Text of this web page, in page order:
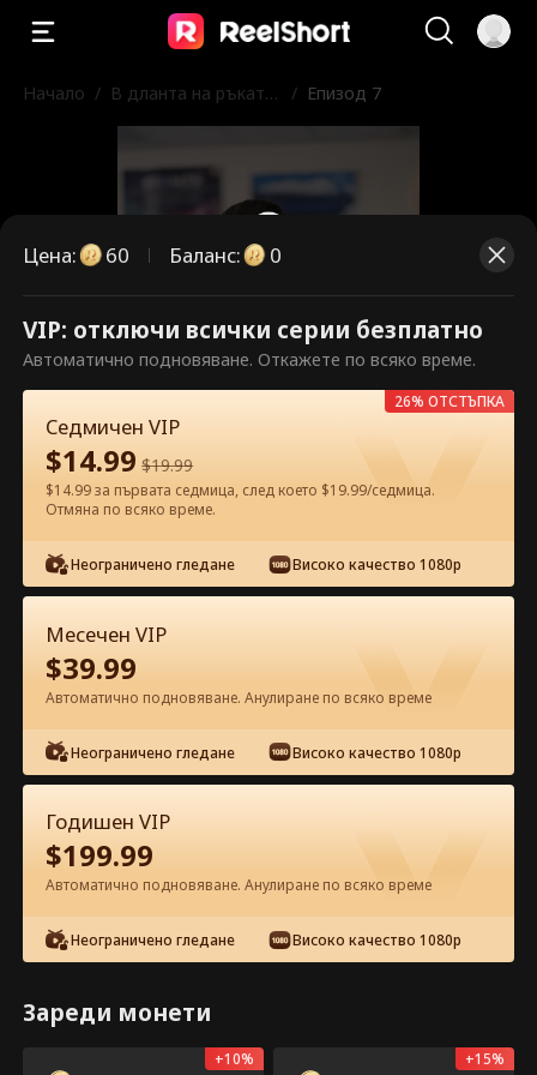
Начало / В дланта на ръката
/ Епизод 7
Това са платени епизоди.
Отключете, за да гледате.
Епизод 7 – В дланта на ръката му
Цял филм
0-49 50-73
7 8 9 10 11
14.6k Споделяне
Само в прил.: безплатно
отключване
Цена: 60 Баланс: 0
VIP: отключи всички серии безплатно
Автоматично подновяване. Откажете по всяко време.
Седмичен VIP
$14.99 $19.99
$14.99 за първата седмица, след което $19.99/седмица.
Отмяна по всяко време.
Неограничено гледане Високо качество 1080p
26% ОТСТЪПКА
Месечен VIP
$39.99
Автоматично подновяване. Анулиране по всяко време
Неограничено гледане Високо качество 1080p
Годишен VIP
$199.99
Автоматично подновяване. Анулиране по всяко време
Неограничено гледане Високо качество 1080p
Зареди монети
+10% +15%